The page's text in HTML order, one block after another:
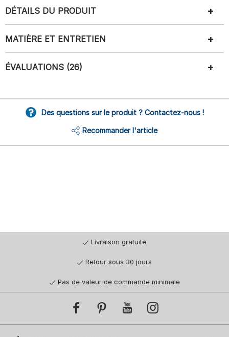
DÉTAILS DU PRODUIT
MATIÈRE ET ENTRETIEN
ÉVALUATIONS (26)
Des questions sur le produit ? Contactez-nous !
Recommander l'article
Livraison gratuite
Retour sous 30 jours
Pas de valeur de commande minimale